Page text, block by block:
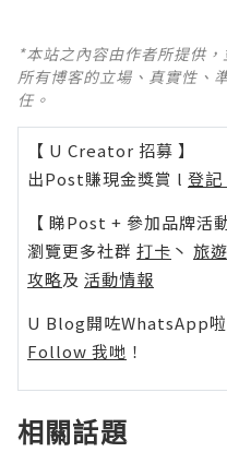
*本站之內容由作者所提供
所有博客的立場、真實性、
任。
【 U Creator 招募 】
出Post賺現金獎賞 l 登記
【 睇Post + 參加品牌活動
瀏覽更多社群 打卡 丶 旅遊
攻略及 活動情報
U Blog開咗WhatsApp啦
Follow 我哋 ！
相關話題